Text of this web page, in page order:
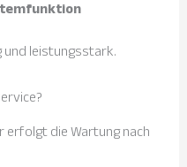
und leistungsstark.
die Wartung nach